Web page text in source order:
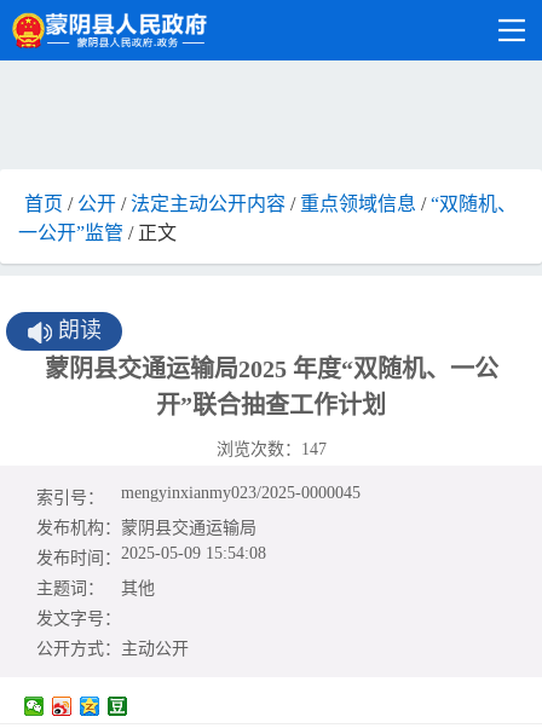
首页 / 公开 /法定主动公开内容 / 重点领域信息 /“双随机、
一公开”监管 / 正文
朗读
蒙阴县交通运输局2025 年度“双随机、一公
开”联合抽查工作计划
浏览次数： 147
索引号：
mengyinxianmy023/2025-0000045
发布机构： 蒙阴县交通运输局
发布时间： 2025-05-09 15:54:08
主题词：
其他
发文字号：
公开方式： 主动公开